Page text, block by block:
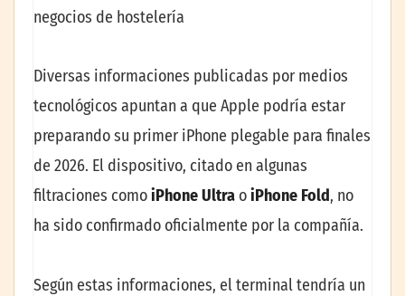
negocios de hostelería
Diversas informaciones publicadas por medios
tecnológicos apuntan a que Apple podría estar
preparando su primer iPhone plegable para finales
de 2026. El dispositivo, citado en algunas
filtraciones comoiPhone Ultra oiPhone Fold, no
ha sido confirmado oficialmente por la compañía.
Según estas informaciones, el terminal tendría un